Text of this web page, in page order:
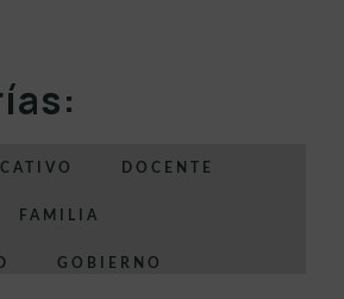
DOCENTE
FAMILIA
GOBIERNO